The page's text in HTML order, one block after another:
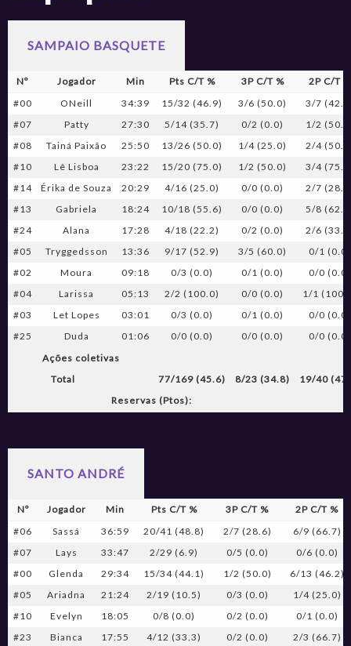
SAMPAIO BASQUETE
Nº Jogador Min Pts C/T % 3P C/T %
2P C/T %
#00
ONeill 34:39 15/32 (46.9) 3/6 (50.0)
3/7
#07
Patty 27:30 5/14 (35.7) 0/2 (0.0)
1/2
#08
Tainá Paixão 25:50 13/26 (50.0) 1/4 (25.0)
2/4
#10
Lê Lisboa 23:22 15/20 (75.0) 1/2 (50.0)
3/4
#14
Érika de Souza 20:29 4/16 (25.0) 0/0 (0.0)
2/7
#13
Gabriela 18:24 10/18 (55.6) 0/0 (0.0)
5/8
#24
Alana 17:28 4/18 (22.2) 0/2 (0.0)
2/6
#05
Tryggedsson 13:36 9/17 (52.9) 3/5 (60.0)
0/1 (0.0)
#02
Moura 09:18 0/3 (0.0) 0/1 (0.0)
0/0 (0.0)
#04
Larissa 05:13 2/2 (100.0) 0/0 (0.0)
1/1
#03
Let Lopes 03:01 0/3 (0.0) 0/1 (0.0)
0/0 (0.0)
#25
Duda 01:06 0/0 (0.0) 0/0 (0.0)
0/0 (0.0)
Ações coletivas
Total
77/169 (45.6) 8/23 (34.8)
19/40
Reservas (Ptos):
SANTO ANDRÉ
Nº Jogador Min Pts C/T % 3P C/T %
2P C/T %
#06
Sassá 36:59 20/41 (48.8) 2/7 (28.6)
6/9 (66.7)
#07
Lays 33:47 2/29 (6.9) 0/5 (0.0)
0/6 (0.0)
#00
Glenda 29:34 15/34 (44.1) 1/2 (50.0)
6/13 (46.2)
#05
Ariadna 21:24 2/19 (10.5) 0/3 (0.0)
1/4 (25.0)
#10
Evelyn 18:05 0/8 (0.0) 0/2 (0.0)
0/1 (0.0)
#23
Bianca 17:55 4/12 (33.3) 0/2 (0.0) 2/3 (66.7)